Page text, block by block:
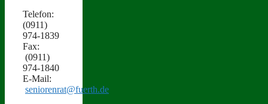
Tele­fon:
(0911)
974‑1839
Fax:
(0911)
974‑1840
E‑Mail:
seniorenrat@fuerth.de